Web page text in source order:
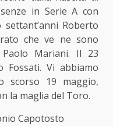
in Serie A con
settant’anni Roberto
che ve ne sono
Mariani. Il 23
Vi abbiamo
scorso 19 maggio,
la maglia del Toro.
Capotosto